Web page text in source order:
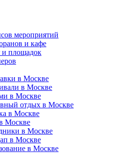
мероприятий
и кафе
и площадок
в Москве
в Москве
в Москве
отдых в Москве
в Москве
Москве
в Москве
в Москве
в Москве